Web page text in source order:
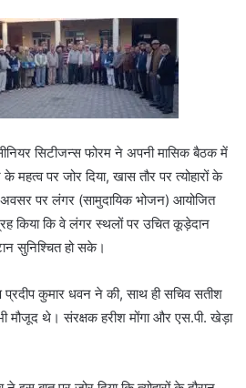
सिटीजन्स फोरम ने अपनी मासिक बैठक में
पर जोर दिया, खास तौर पर त्योहारों के
अवसर पर लंगर (सामुदायिक भोजन) आयोजित
किया कि वे लंगर स्थलों पर उचित कूड़ेदान
सुनिश्चित हो सके।
कुमार धवन ने की, साथ ही सचिव सतीश
मौजूद थे। संरक्षक हरीश मोंगा और एस.पी. खेड़ा